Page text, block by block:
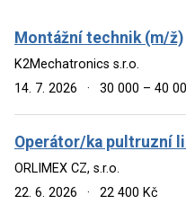
Montážní technik (m/ž)
K2Mechatronics s.r.o.
14. 7. 2026
· 30 000 – 40
Operátor/ka pultruzní
ORLIMEX CZ, s.r.o.
22. 6. 2026
· 22 400 Kč